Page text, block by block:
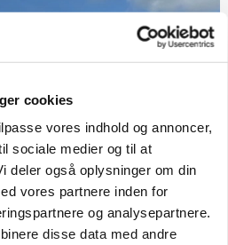
cookies
vores indhold og annoncer,
sociale medier og til at
deler også oplysninger om din
vores partnere inden for
og analysepartnere.
disse data med andre
Her er efterårets største